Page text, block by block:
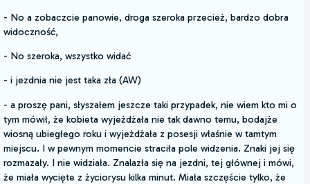
- No a zobaczcie panowie, droga szeroka przecież, bardzo dobra
widoczność,
- No szeroka, wszystko widać
- i jezdnia nie jest taka zła (AW)
- a proszę pani, słyszałem jeszcze taki przypadek, nie wiem kto mi o
tym mówił, że kobieta wyjeżdżała nie tak dawno temu, bodajże
wiosną ubiegłego roku i wyjeżdżała z posesji właśnie w tamtym
miejscu. I w pewnym momencie straciła pole widzenia. Znaki jej się
rozmazały. I nie widziała. Znalazła się na jezdni, tej głównej i mówi,
że miała wycięte z życiorysu kilka minut. Miała szczęście tylko, że